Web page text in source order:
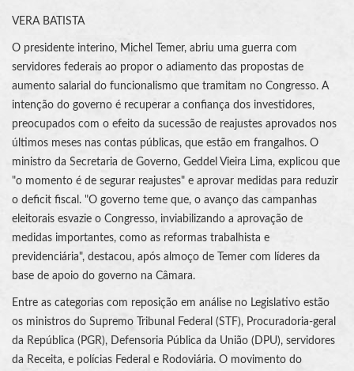
VERA BATISTA
O presidente interino, Michel Temer, abriu uma guerra com
servidores federais ao propor o adiamento das propostas de
aumento salarial do funcionalismo que tramitam no Congresso. A
intenção do governo é recuperar a confiança dos investidores,
preocupados com o efeito da sucessão de reajustes aprovados nos
últimos meses nas contas públicas, que estão em frangalhos. O
ministro da Secretaria de Governo, Geddel Vieira Lima, explicou que
"o momento é de segurar reajustes" e aprovar medidas para reduzir
o deficit fiscal. "O governo teme que, o avanço das campanhas
eleitorais esvazie o Congresso, inviabilizando a aprovação de
medidas importantes, como as reformas trabalhista e
previdenciária", destacou, após almoço de Temer com líderes da
base de apoio do governo na Câmara.
Entre as categorias com reposição em análise no Legislativo estão
os ministros do Supremo Tribunal Federal (STF), Procuradoria-geral
da República (PGR), Defensoria Pública da União (DPU), servidores
da Receita, e polícias Federal e Rodoviária. O movimento do